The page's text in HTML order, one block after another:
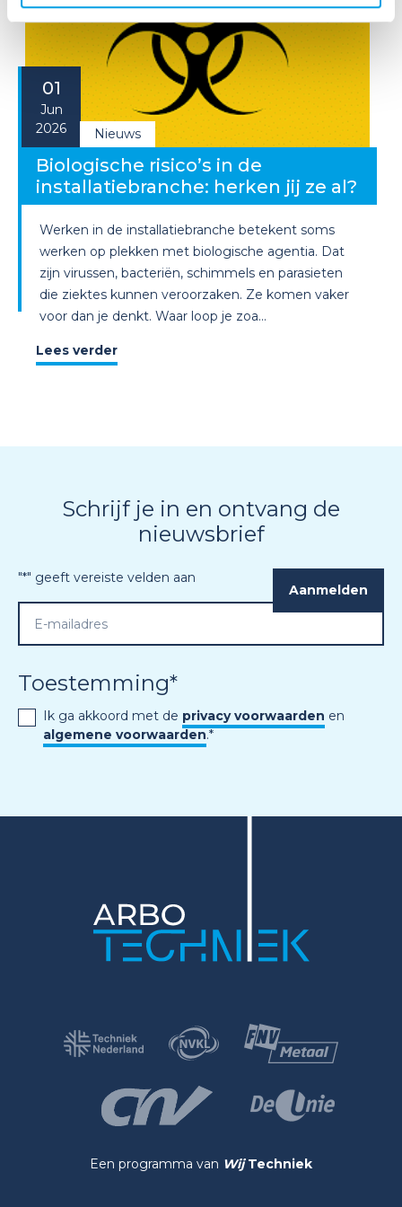
01
Jun
2026
Nieuws
Biologische risico’s in de
installatiebranche: herken jij ze al?
Werken in de installatiebranche betekent soms
werken op plekken met biologische agentia. Dat
zijn virussen, bacteriën, schimmels en parasieten
die ziektes kunnen veroorzaken. Ze komen vaker
voor dan je denkt. Waar loop je zoa...
Lees verder
Schrijf je in en ontvang de
nieuwsbrief
"*" geeft vereiste velden aan
Toestemming*
Ik ga akkoord met de privacy voorwaarden en
algemene voorwaarden.*
Een programma van Wij Techniek